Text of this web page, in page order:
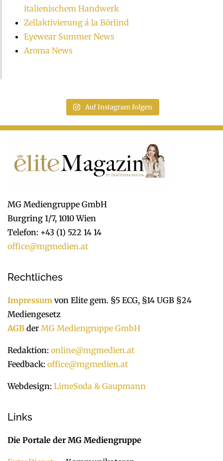
italienischem Handwerk
Zellaktivierung á la Börlind
Eyewear Summer News
Aroma News
Auf Instagram folgen
MG Mediengruppe GmbH
Burgring 1/7, 1010 Wien
Telefon: +43 (1) 522 14 14
office@mgmedien.at
Rechtliches
Impressum von Elite gem. §5 ECG, §14 UGB §24
Mediengesetz
AGB der MG Mediengruppe GmbH
Redaktion: online@mgmedien.at
Feedback: office@mgmedien.at
Webdesign: LimeSoda & Gaupmann
Links
Die Portale der MG Mediengruppe